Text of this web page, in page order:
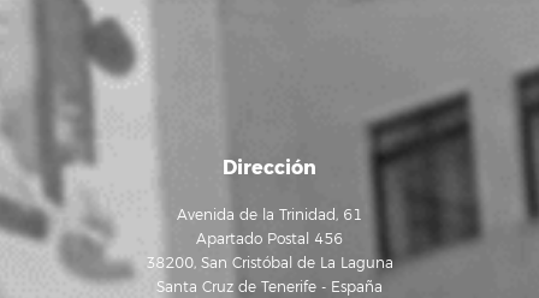
Dirección
Avenida de la Trinidad, 61
Apartado Postal 456
38200, San Cristóbal de La Laguna
Santa Cruz de Tenerife - España